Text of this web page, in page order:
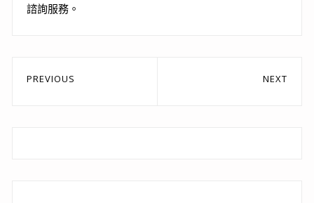
諮詢服務。
文
PREVIOUS NEXT